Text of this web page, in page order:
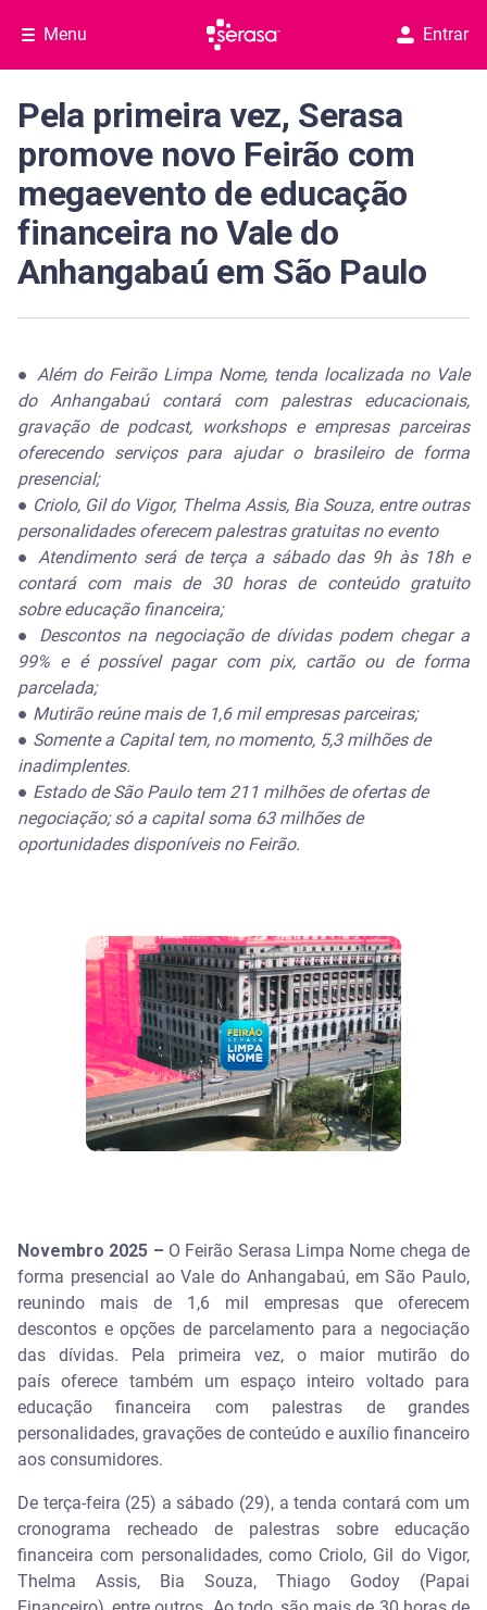
Menu Entrar
Pela primeira vez, Serasa
promove novo Feirão com
megaevento de educação
financeira no Vale do
Anhangabaú em São Paulo
● Além do Feirão Limpa Nome, tenda localizada no Vale
do Anhangabaú contará com palestras educacionais,
gravação de podcast, workshops e empresas parceiras
oferecendo serviços para ajudar o brasileiro de forma
presencial;
● Criolo, Gil do Vigor, Thelma Assis, Bia Souza, entre outras
personalidades oferecem palestras gratuitas no evento
●Atendimento será de terça a sábado das 9h às 18h e
contará com mais de 30 horas de conteúdo gratuito
sobre educação financeira;
● Descontos na negociação de dívidas podem chegar a
99% e é possível pagar com pix, cartão ou de forma
parcelada;
● Mutirão reúne mais de 1,6 mil empresas parceiras;
● Somente a Capital tem, no momento, 5,3 milhões de
inadimplentes.
● Estado de São Paulo tem 211 milhões de ofertas de
negociação; só a capital soma 63 milhões de
oportunidades disponíveis no Feirão.
Novembro 2025 – O Feirão Serasa Limpa Nome chega de
forma presencial ao Vale do Anhangabaú, em São Paulo,
reunindo mais de 1,6 mil empresas que oferecem
descontos e opções de parcelamento para a negociação
das dívidas. Pela primeira vez, o maior mutirão do
país oferece também um espaço inteiro voltado para
educação financeira com palestras de grandes
personalidades, gravações de conteúdo e auxílio financeiro
aos consumidores.
De terça-feira (25) a sábado (29), a tenda contará com um
cronograma recheado de palestras sobre educação
financeira com personalidades, como Criolo, Gil do Vigor,
Thelma Assis, Bia Souza, Thiago Godoy (Papai